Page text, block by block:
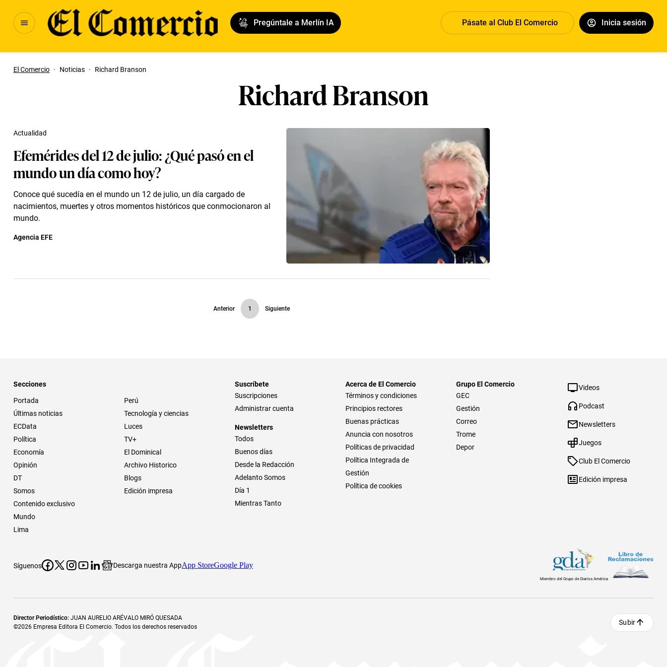
Pregúntale a Merlín IA Pásate al Club El Comercio Inicia sesión
El Comercio · Noticias · Richard Branson
Richard Branson
Efemérides del 12 de julio: ¿Qué pasó en el
mundo un día como hoy?
Conoce qué sucedía en el mundo un 12 de julio, un día cargado de
nacimientos, muertes y otros momentos históricos que conmocionaron al
mundo.
Actualidad
Agencia EFE
Anterior 1 Siguiente
Secciones
Portada
Últimas noticias
ECData
Política
Economía
Opinión
DT
Somos
Contenido exclusivo
Mundo
Lima
Perú
Tecnología y ciencias
Luces
TV+
El Dominical
Archivo Historico
Blogs
Edición impresa
Suscríbete
Suscripciones
Administrar cuenta
Newsletters
Todos
Buenos días
Desde la Redacción
Adelanto Somos
Día 1
Mientras Tanto
Acerca de El Comercio
Términos y condiciones
Principios rectores
Buenas prácticas
Anuncia con nosotros
Políticas de privacidad
Política Integrada de
Gestión
Política de cookies
Grupo El Comercio
GEC
Gestión
Correo
Trome
Depor
Videos
Podcast
Newsletters
Juegos
Club El Comercio
Edición impresa
Síguenos Descarga nuestra AppApp StoreGoogle Play
Miembro del Grupo de Diarios América
Director Periodístico: JUAN AURELIO ARÉVALO MIRÓ QUESADA
©2026 Empresa Editora El Comercio. Todos los derechos reservados
Subir